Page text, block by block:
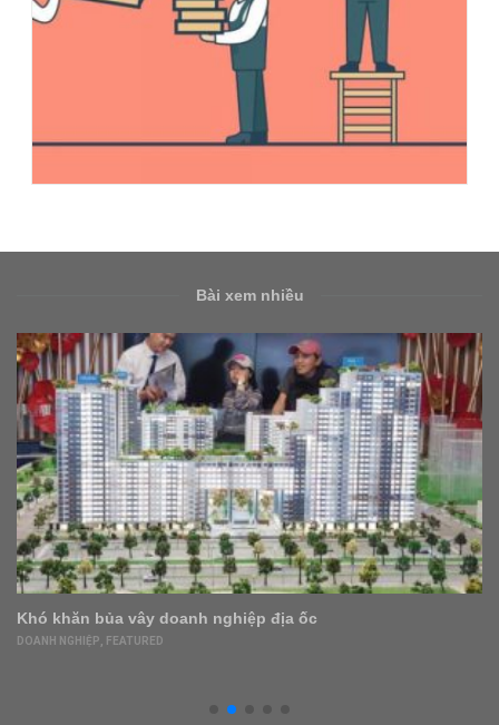
Bài xem nhiều
Khó khăn bủa vây doanh nghiệp địa ốc
DOANH NGHIỆP FEATURED